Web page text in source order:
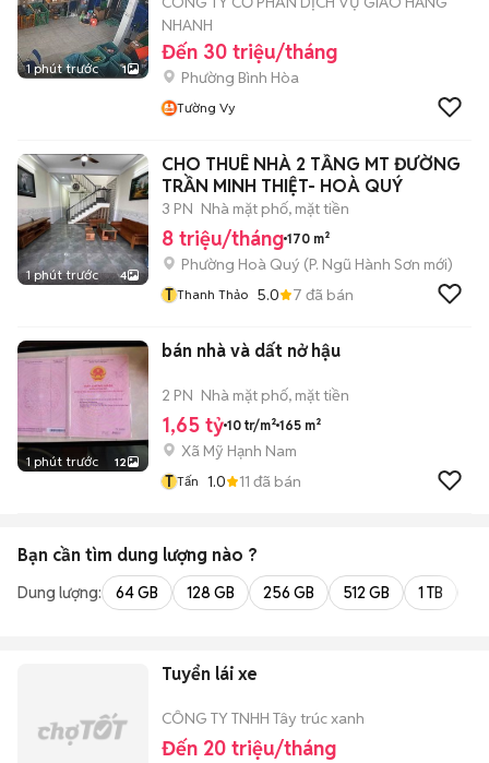
1 phút trước 1
NHANH
Đến 30 triệu/tháng
Phường Bình Hòa
Tường Vy
1 phút trước 4
CHO THUÊ NHÀ 2 TẦNG MT ĐƯỜNG
TRẦN MINH THIỆT- HOÀ QUÝ
3 PN Nhà mặt phố, mặt tiền
8 triệu/tháng 170 m²
Phường Hoà Quý (P. Ngũ Hành Sơn mới)
T Thanh Thảo 5.0 7 đã bán
1 phút trước 12
bán nhà và dất nở hậu
2 PN Nhà mặt phố, mặt tiền
1,65 tỷ 10 tr/m² 165 m²
Xã Mỹ Hạnh Nam
T Tấn 1.0 11 đã bán
Bạn cần tìm dung lượng nào ?
Dung lượng: 64 GB 128 GB 256 GB 512 GB 1 TB
Tuyển lái xe
CÔNG TY TNHH Tây trúc xanh
Đến 20 triệu/tháng